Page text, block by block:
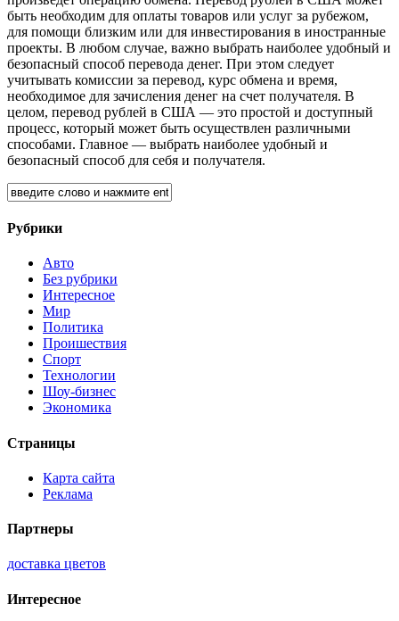
быть необходим для оплаты товаров или услуг за рубежом,
для помощи близким или для инвестирования в иностранные
проекты. В любом случае, важно выбрать наиболее удобный и
безопасный способ перевода денег. При этом следует
учитывать комиссии за перевод, курс обмена и время,
необходимое для зачисления денег на счет получателя. В
целом, перевод рублей в США — это простой и доступный
процесс, который может быть осуществлен различными
способами. Главное — выбрать наиболее удобный и
безопасный способ для себя и получателя.
Рубрики
Авто
Без рубрики
Интересное
Мир
Политика
Проишествия
Спорт
Технологии
Шоу-бизнес
Экономика
Страницы
Карта сайта
Реклама
Партнеры
доставка цветов
Интересное